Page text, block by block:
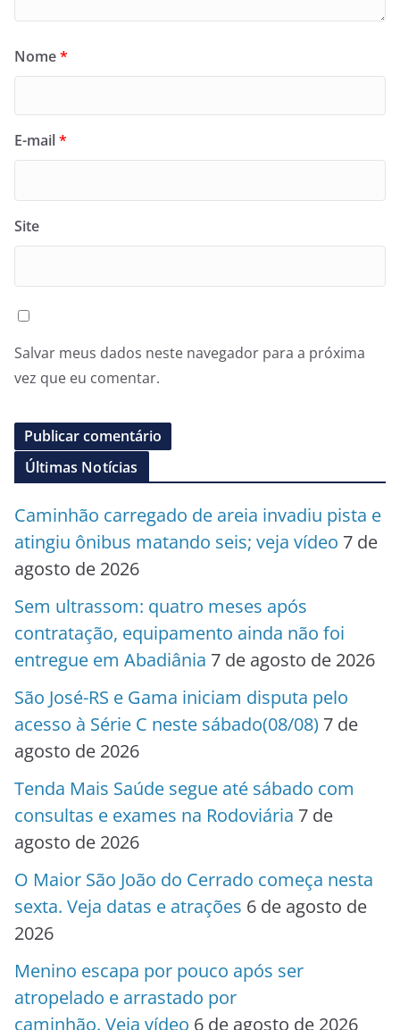
Nome*
E-mail*
Site
Salvar meus dados neste navegador para a próxima
vez que eu comentar.
Últimas Notícias
Caminhão carregado de areia invadiu pista e
atingiu ônibus matando seis; veja vídeo 7 de
agosto de 2026
Sem ultrassom: quatro meses após
contratação, equipamento ainda não foi
entregue em Abadiânia 7 de agosto de 2026
São José-RS e Gama iniciam disputa pelo
acesso à Série C neste sábado(08/08) 7 de
agosto de 2026
Tenda Mais Saúde segue até sábado com
consultas e exames na Rodoviária 7 de
agosto de 2026
O Maior São João do Cerrado começa nesta
sexta. Veja datas e atrações 6 de agosto de
2026
Menino escapa por pouco após ser
atropelado e arrastado por
caminhão. Veja vídeo 6 de agosto de 2026